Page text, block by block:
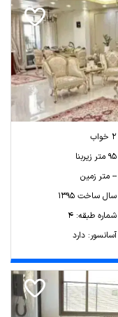
2 خواب
95 متر زیربنا
-- متر زمین
سال ساخت 1395
شماره طبقه: 4
آسانسور: دارد